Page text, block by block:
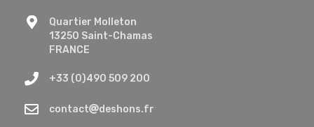
Quartier Molleton
13250 Saint-Chamas
FRANCE
+33 (0)490 509 200
contact deshons.fr